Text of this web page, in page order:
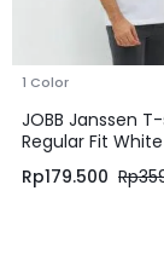
1 Color
JOBB Janssen
Regular Fit White
Rp179.500 Rp